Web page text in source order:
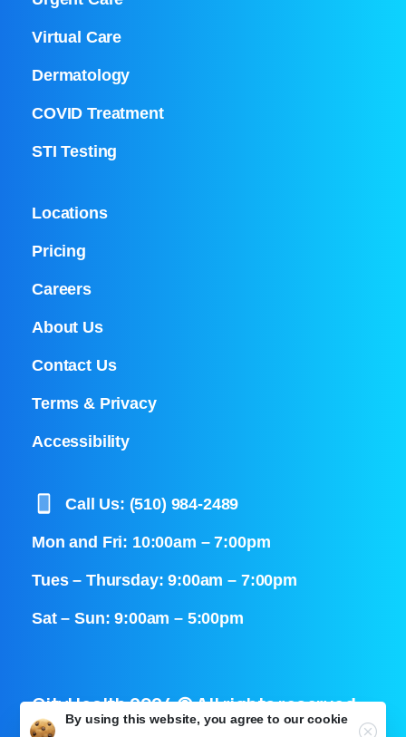
Virtual Care
Dermatology
COVID Treatment
STI Testing
Locations
Pricing
Careers
About Us
Contact Us
Terms & Privacy
Accessibility
Call Us: (510) 984-2489
Mon and Fri: 10:00am – 7:00pm
Tues – Thursday: 9:00am – 7:00pm
Sat – Sun: 9:00am – 5:00pm
CityHealth 2024 © All rights reserved
By using this website, you agree to ourcookie Close